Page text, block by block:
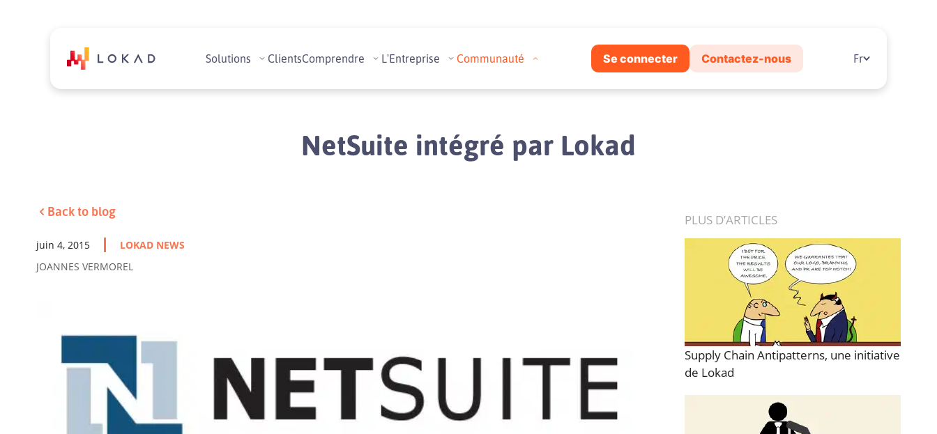
Solutions ClientsComprendre L'Entreprise Communauté Se connecter Contactez-nous Fr
NetSuite intégré par Lokad
Back to blog
juin 4, 2015
LOKAD NEWS
JOANNES VERMOREL
PLUS D’ARTICLES
Supply Chain Antipatterns, une initiative
de Lokad